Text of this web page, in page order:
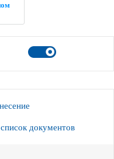
документов